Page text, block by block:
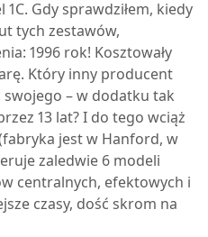
Gdy sprawdziłem, kiedy
tych zestawów,
1996 rok! Kosztowały
Który inny producent
swojego – w dodatku tak
13 lat? I do tego wciąż
jest w Hanford, w
zaledwie 6 modeli
centralnych, efektowych i
czasy, dość skrom na